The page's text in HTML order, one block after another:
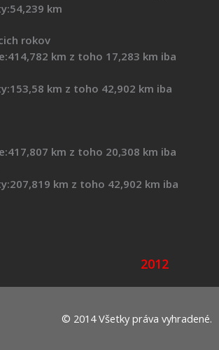
km
rokov
km z toho 17,283 km iba
km z toho 42,902 km iba
km z toho 20,308 km iba
km z toho 42,902 km iba
2012
© 2014 Všetky práva vyhradené.